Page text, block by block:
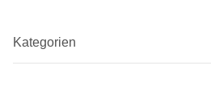
Kategorien